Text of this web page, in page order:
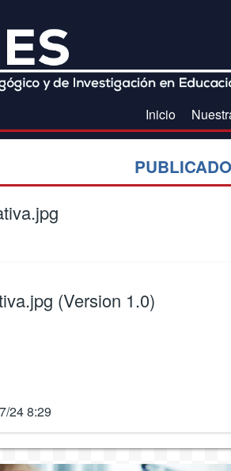
Inicio
(Version 1.0)
24 8:29